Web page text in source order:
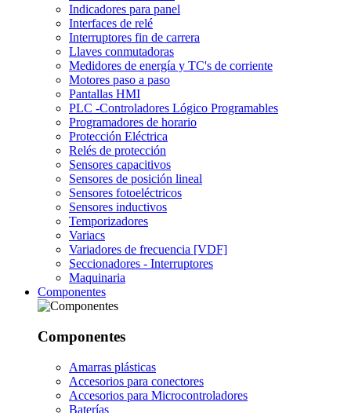
Indicadores para panel
Interfaces de relé
Interruptores fin de carrera
Llaves conmutadoras
Medidores de energía y TC's de corriente
Motores paso a paso
Pantallas HMI
PLC -Controladores Lógico Programables
Programadores de horario
Protección Eléctrica
Relés de protección
Sensores capacitivos
Sensores de posición lineal
Sensores fotoeléctricos
Sensores inductivos
Temporizadores
Variacs
Variadores de frecuencia [VDF]
Seccionadores - Interruptores
Maquinaria
Componentes
Componentes
Amarras plásticas
Accesorios para conectores
Accesorios para Microcontroladores
Baterías